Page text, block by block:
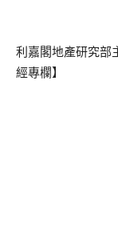
利嘉閣地產研究部
經專欄】